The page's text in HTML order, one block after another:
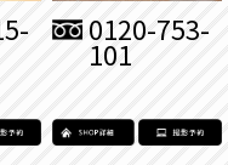
0120-753-
101